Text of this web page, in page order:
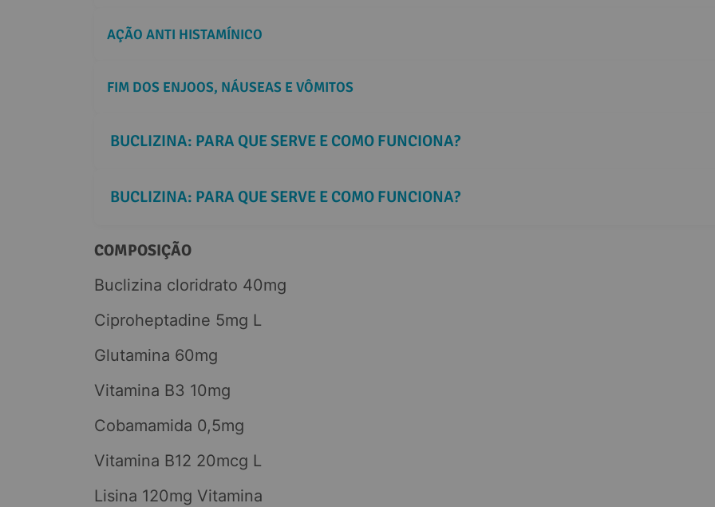
AÇÃO ANTI HISTAMÍNICO
FIM DOS ENJOOS, NÁUSEAS E VÔMITOS
COMPOSIÇÃO
Buclizina cloridrato 40mg
Ciproheptadine 5mg L
Glutamina 60mg
Vitamina B3 10mg
Cobamamida 0,5mg
Vitamina B12 20mcg L
Lisina 120mg Vitamina